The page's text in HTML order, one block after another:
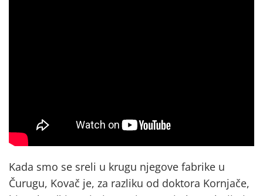
Kada smo se sreli u krugu njegove fabrike u
Čurugu, Kovač je, za razliku od doktora Kornjače,